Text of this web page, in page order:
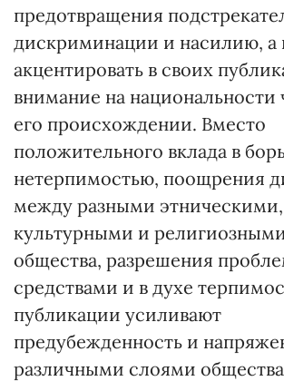
предотвращения
дискриминации и насилию, а
акцентировать в своих
внимание на национальности
его происхождении. Вместо
положительного вклада в
нетерпимостью, поощрения
между разными этническими,
культурными и
общества, разрешения
средствами и в духе
публикации усиливают
предубежденность и
различными слоями